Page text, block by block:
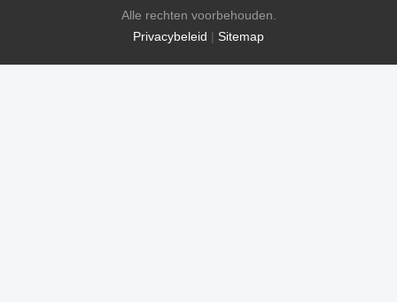
Privacybeleid | Sitemap
Alle rechten voorbehouden.